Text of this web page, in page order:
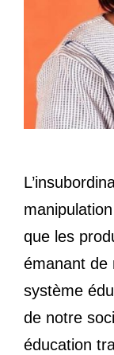
que les
émanant de
système
de notre
éducation